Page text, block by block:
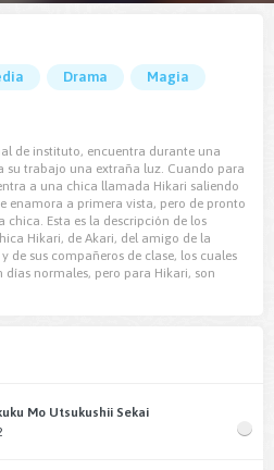
Drama
Magia
de instituto, encuentra durante una
trabajo una extraña luz. Cuando para
a una chica llamada Hikari saliendo
enamora a primera vista, pero de pronto
Esta es la descripción de los
Hikari, de Akari, del amigo de la
de sus compañeros de clase, los cuales
días normales, pero para Hikari, son
Mo Utsukushii Sekai